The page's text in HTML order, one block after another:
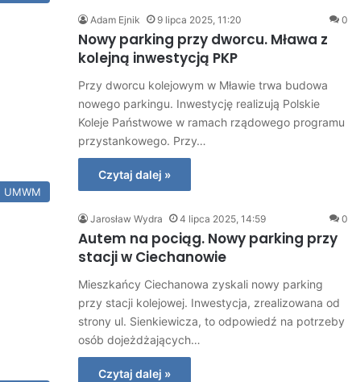
Adam Ejnik 9 lipca 2025, 11:20 0
Nowy parking przy dworcu. Mława z
kolejną inwestycją PKP
Przy dworcu kolejowym w Mławie trwa budowa
nowego parkingu. Inwestycję realizują Polskie
Koleje Państwowe w ramach rządowego programu
przystankowego. Przy…
Czytaj dalej »
UMWM
Jarosław Wydra 4 lipca 2025, 14:59 0
Autem na pociąg. Nowy parking przy
stacji w Ciechanowie
Mieszkańcy Ciechanowa zyskali nowy parking
przy stacji kolejowej. Inwestycja, zrealizowana od
strony ul. Sienkiewicza, to odpowiedź na potrzeby
osób dojeżdżających…
Czytaj dalej »